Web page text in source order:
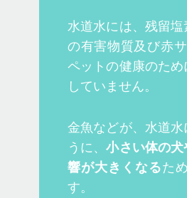
水道水には、残留
の有害物質及び赤
ペットの健康のた
していません。
金魚などが、水道
うに、小さい体の
響が大きくなるた
す。